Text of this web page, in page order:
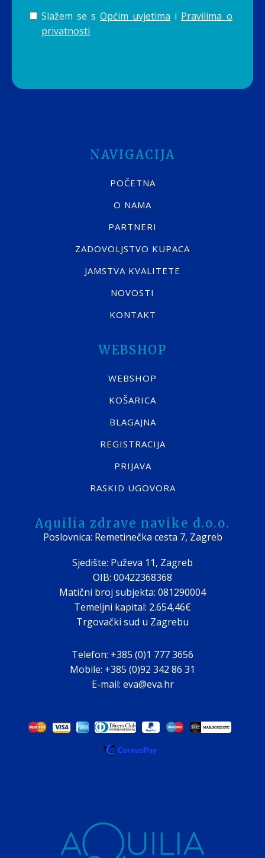
Slažem se s Općim uvjetima i Pravilima o
privatnosti
NAVIGACIJA
POČETNA
O NAMA
PARTNERI
ZADOVOLJSTVO KUPACA
JAMSTVA KVALITETE
NOVOSTI
KONTAKT
WEBSHOP
WEBSHOP
KOŠARICA
BLAGAJNA
REGISTRACIJA
PRIJAVA
RASKID UGOVORA
Aquilia zdrave navike d.o.o.
Poslovnica: Remetinečka cesta 7, Zagreb
Sjedište: Puževa 11, Zagreb
OIB: 00422368368
Matični broj subjekta: 081290004
Temeljni kapital: 2.654,46€
Trgovački sud u Zagrebu
Telefon: +385 (0)1 777 3656
Mobile: +385 (0)92 342 86 31
E-mail: eva@eva.hr